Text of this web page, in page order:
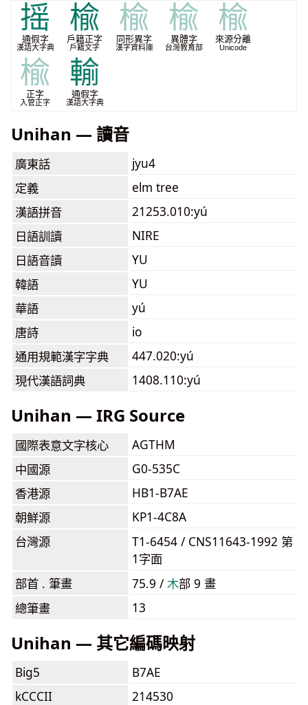
摇
通假字
漢語大字典
楡
戶籍正字
戶籍文字
楡
同形異字
漢字資料庫
楡
異體字
台灣教育部
楡
來源分離
Unicode
楡
正字
入管正字
輸
通假字
漢語大字典
Unihan — 讀音
廣東話
jyu4
定義
elm tree
漢語拼音
21253.010:yú
日語訓讀
NIRE
日語音讀
YU
韓語
YU
華語
yú
唐詩
io
通用規範漢字字典
447.020:yú
現代漢語詞典
1408.110:yú
Unihan — IRG Source
國際表意文字核心
AGTHM
中國源
G0-535C
香港源
HB1-B7AE
朝鮮源
KP1-4C8A
台灣源
T1-6454 / CNS11643-1992 第
1字面
部首 . 筆畫
75.9 /⽊部 9 畫
總筆畫
13
Unihan — 其它編碼映射
Big5
B7AE
kCCCII
214530